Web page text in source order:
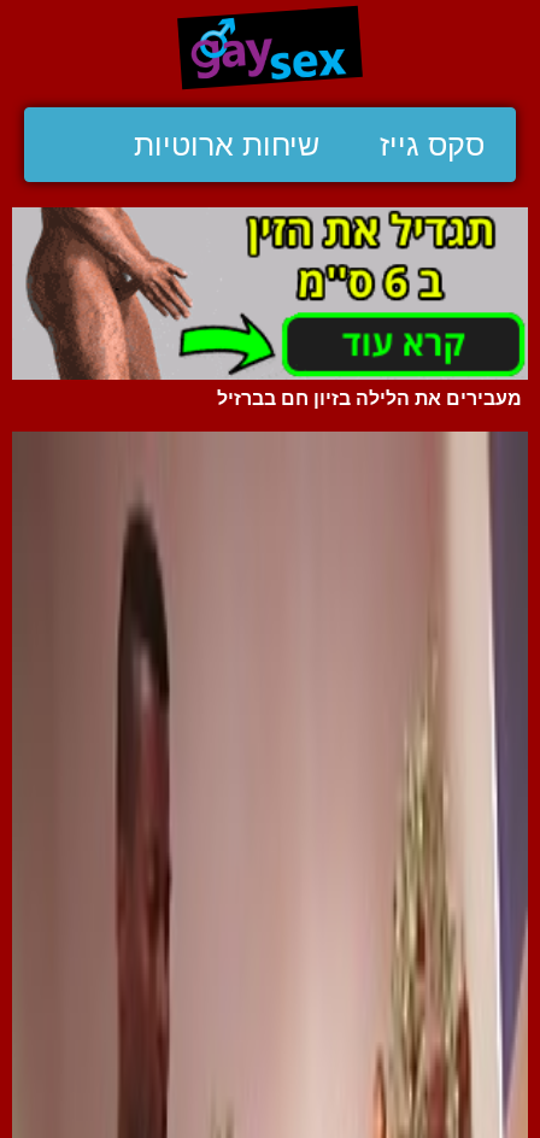
סקס גייז שיחות ארוטיות
מעבירים את הלילה בזיון חם בברזיל